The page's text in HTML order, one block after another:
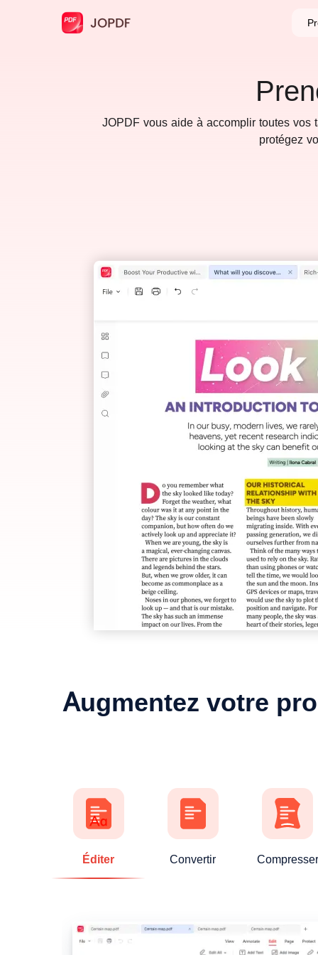
JOPDF vous aide à accomplir toutes vos
protégez
Augmentez votre
Éditer Convertir Compresser